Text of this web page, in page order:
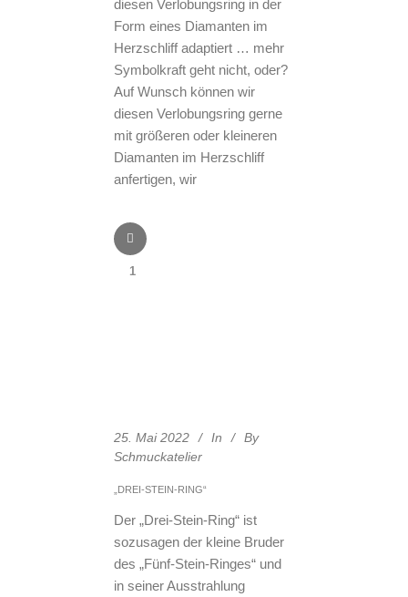
diesen Verlobungsring in der
Form eines Diamanten im
Herzschliff adaptiert … mehr
Symbolkraft geht nicht, oder?
Auf Wunsch können wir
diesen Verlobungsring gerne
mit größeren oder kleineren
Diamanten im Herzschliff
anfertigen, wir
1
25. Mai 2022 In
By
Schmuckatelier
„DREI-STEIN-RING“
Der „Drei-Stein-Ring“ ist
sozusagen der kleine Bruder
des „Fünf-Stein-Ringes“ und
in seiner Ausstrahlung